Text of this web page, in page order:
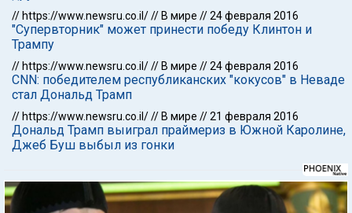
// https://www.newsru.co.il/// В мире //24 февраля 2016
"Супервторник" может принести победу Клинтон и
Трампу
// https://www.newsru.co.il/// В мире //24 февраля 2016
CNN: победителем республиканских "кокусов" в Неваде
стал Дональд Трамп
// https://www.newsru.co.il/// В мире //21 февраля 2016
Дональд Трамп выиграл праймериз в Южной Каролине,
Джеб Буш выбыл из гонки